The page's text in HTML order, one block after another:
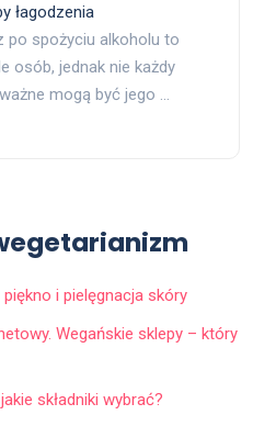
łagodzenia
po spożyciu alkoholu to
osób, jednak nie każdy
mogą być jego …
i pielęgnacja skóry
Wegańskie sklepy – który
składniki wybrać?